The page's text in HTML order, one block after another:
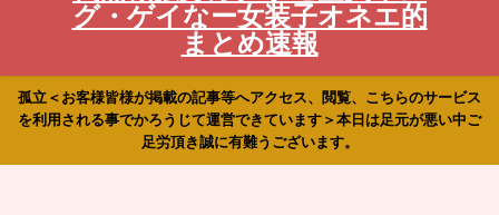
グ・ゲイなー女装子オネエ的
まとめ速報
孤立＜お客様皆様が掲載の記事等へアクセス、閲覧、こちらのサービス
を利用される事でかろうじて運営できています＞本日は足元が悪い中ご
足労頂き誠に有難うございます。